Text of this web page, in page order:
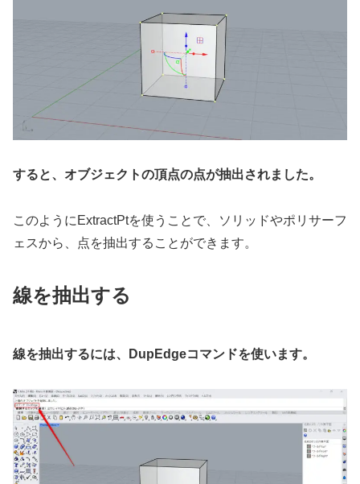
すると、オブジェクトの頂点の点が抽出されました。
このようにExtractPtを使うことで、ソリッドやポリサーフ
ェスから、点を抽出することができます。
線を抽出する
線を抽出するには、DupEdgeコマンドを使います。